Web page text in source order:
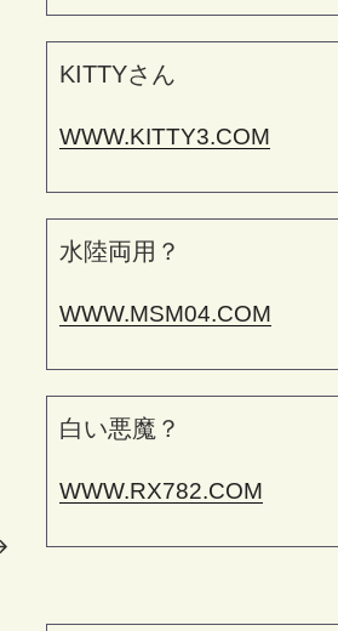
KITTYさん
WWW.KITTY3.COM
水陸両用？
WWW.MSM04.COM
白い悪魔？
WWW.RX782.COM